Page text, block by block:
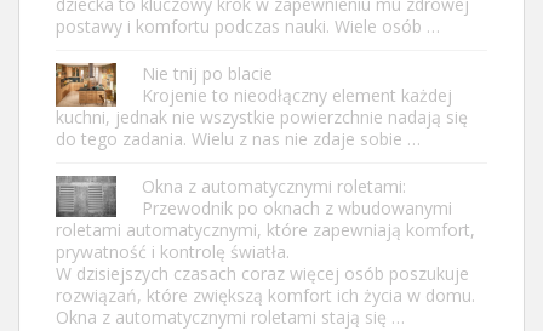
dziecka to kluczowy krok w zapewnieniu mu zdrowej
postawy i komfortu podczas nauki. Wiele osób …
Nie tnij po blacie
Krojenie to nieodłączny element każdej
kuchni, jednak nie wszystkie powierzchnie nadają się
do tego zadania. Wielu z nas nie zdaje sobie …
Okna z automatycznymi roletami:
Przewodnik po oknach z wbudowanymi
roletami automatycznymi, które zapewniają komfort,
prywatność i kontrolę światła.
W dzisiejszych czasach coraz więcej osób poszukuje
rozwiązań, które zwiększą komfort ich życia w domu.
Okna z automatycznymi roletami stają się …